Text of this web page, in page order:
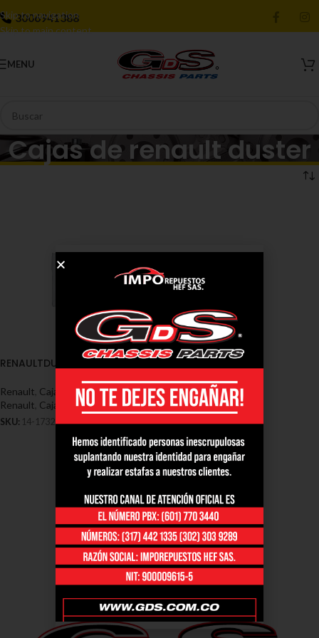
Skip to navigation
Skip to main content
3006941388
MENU
Cajas de renault duster
RENAULTDUSTER2013-2017
Renault Cajas de dirección -
Renault Cajas de renault duster
SKU: 14-1732